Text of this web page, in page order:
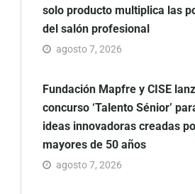
solo producto multiplica las
del salón profesional
agosto 7, 2026
Fundación Mapfre y CISE
concurso ‘Talento Sénior’
ideas innovadoras creadas
mayores de 50 años
agosto 7, 2026